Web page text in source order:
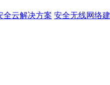
全云解决方案 安全无线网络